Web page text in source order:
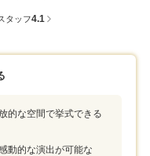
タッフ4.1
的な空間で挙式できる
動的な演出が可能な